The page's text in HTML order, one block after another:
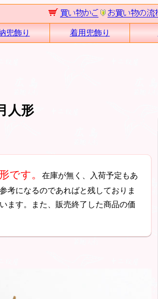
兜飾り 着用兜飾り
人形
です。在庫が無く、入荷予定もあ
考になるのであればと残しておりま
ます。また、販売終了した商品の価